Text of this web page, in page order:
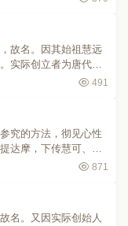
故名。因其始祖慧远
实际创立者为唐代善
弘扬净土的贡献推戴
491
究的方法，彻见心性
达摩，下传慧可、僧
秀，时称南能北秀。
871
名。又因实际创始人